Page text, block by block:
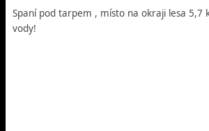
Spaní pod tarpem , místo na okraji lesa 5,7
vody!